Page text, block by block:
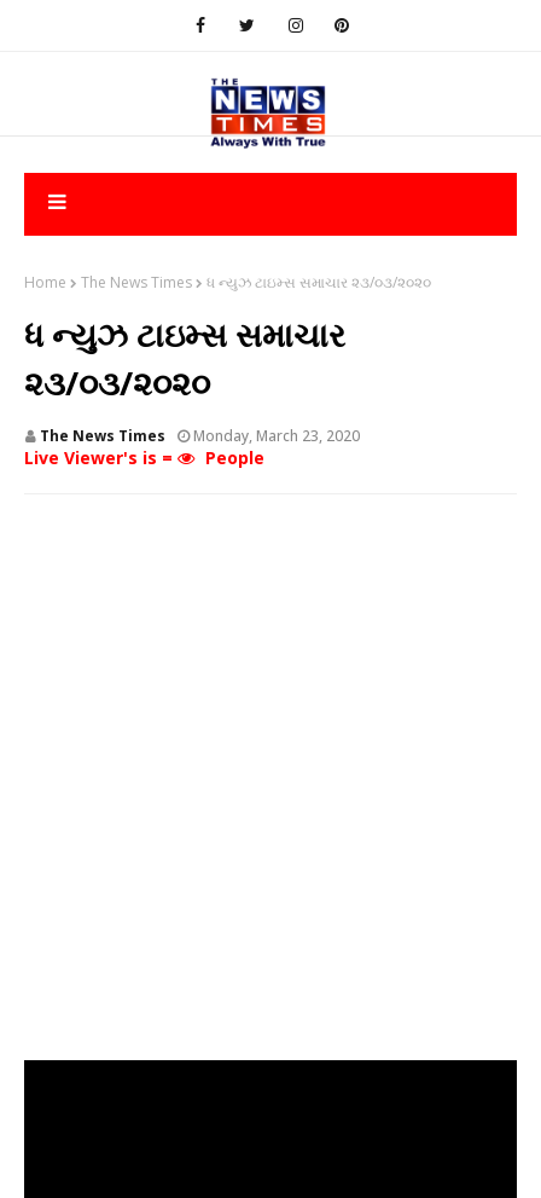
Home The News Times ધ ન્યુઝ ટાઇમ્સ સમાચાર ૨૩/૦૩/૨૦૨૦
ધ ન્યુઝ ટાઇમ્સ સમાચાર
૨૩/૦૩/૨૦૨૦
The News Times Monday, March 23, 2020
Live Viewer's is = People